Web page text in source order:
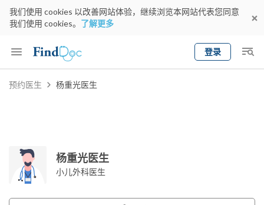
我们使用 cookies 以改善网站体验，继续浏览本网站代表您同意
我们使用 cookies。 了解更多
登录
Keyword
预约医生 杨重光医生
杨重光医生
小儿外科医生